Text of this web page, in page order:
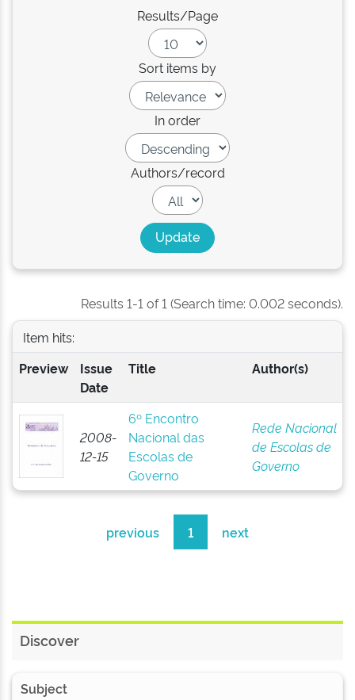
Results/Page
Sort items by
In order
Authors/record
Results 1-1 of 1 (Search time: 0.002 seconds).
Item hits:
Preview
Issue
Date
Title Author(s)
2008-
12-15
6º Encontro
Nacional das
Escolas de
Governo
Rede Nacional
de Escolas de
Governo
previous 1 next
Discover
Subject